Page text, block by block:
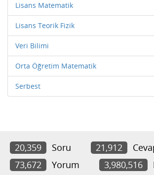
Lisans Matematik
Lisans Teorik Fizik
Veri Bilimi
Orta Öğretim Matematik
Serbest
20,359 Soru 21,912
73,672
Yorum 3,980,516